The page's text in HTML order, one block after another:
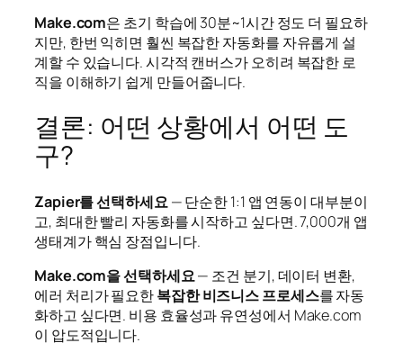
Make.com은 초기 학습에 30분~1시간 정도 더 필요하
지만, 한번 익히면 훨씬 복잡한 자동화를 자유롭게 설
계할 수 있습니다. 시각적 캔버스가 오히려 복잡한 로
직을 이해하기 쉽게 만들어줍니다.
결론: 어떤 상황에서 어떤 도
구?
Zapier를 선택하세요— 단순한 1:1 앱 연동이 대부분이
고, 최대한 빨리 자동화를 시작하고 싶다면. 7,000개 앱
생태계가 핵심 장점입니다.
Make.com을 선택하세요— 조건 분기, 데이터 변환,
에러 처리가 필요한복잡한 비즈니스 프로세스를 자동
화하고 싶다면. 비용 효율성과 유연성에서 Make.com
이 압도적입니다.